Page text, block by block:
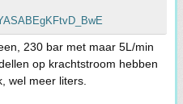
230 bar met maar 5L/min
op krachtstroom hebben
wel meer liters.